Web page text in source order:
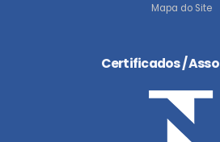
Mapa do Site
Certificados /